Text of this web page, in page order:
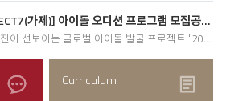
[JTBC PROJECT7(가제)] 아이돌 오디션 프로그램 모집공고 및 참가지원..
싱어게인 제작진이 선보이는 글로벌 아이돌 발굴 프로젝트 "2024년 하반기 JTBC에서 방..
Curriculum